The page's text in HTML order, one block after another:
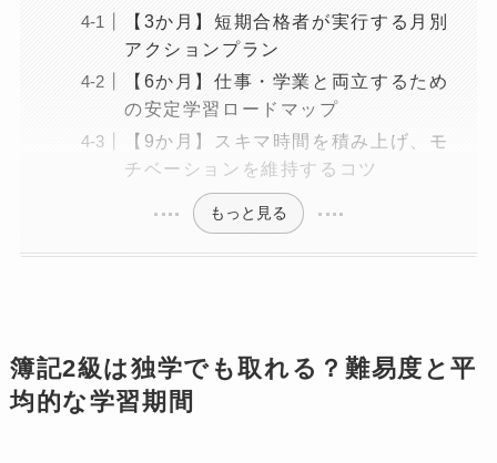
【3か月】短期合格者が実行する月別
アクションプラン
【6か月】仕事・学業と両立するため
の安定学習ロードマップ
【9か月】スキマ時間を積み上げ、モ
チベーションを維持するコツ
もっと見る
簿記2級は独学でも取れる？難易度と平
均的な学習期間